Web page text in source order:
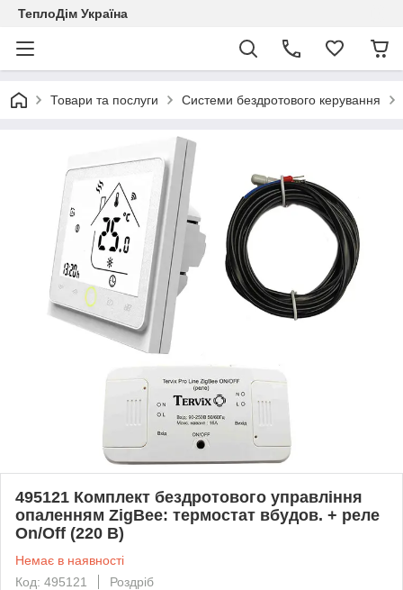
ТеплоДім Україна
Товари та послуги Системи бездротового керування
495121 Комплект бездротового управління
опаленням ZigBee: термостат вбудов. + реле
On/Off (220 В)
Немає в наявності
Код: 495121
Роздріб